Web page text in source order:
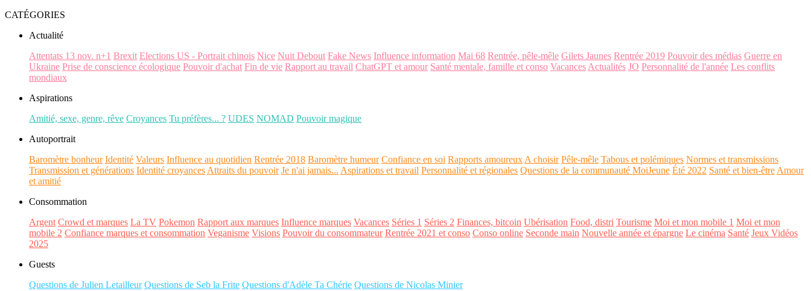
CATÉGORIES
Actualité
Attentats 13 nov. n+1 Brexit Elections US - Portrait chinois Nice Nuit Debout Fake News Influence information Mai 68 Rentrée, pêle-mêle Gilets Jaunes Rentrée 2019 Pouvoir des médias Guerre en
Ukraine Prise de conscience écologique Pouvoir d'achat Fin de vie Rapport au travail ChatGPT et amour Santé mentale, famille et conso Vacances Actualités JO Personnalité de l'année Les conflits
mondiaux
Aspirations
Amitié, sexe, genre, rêve Croyances Tu préfères... ? UDES NOMAD Pouvoir magique
Autoportrait
Baromètre bonheur Identité Valeurs Influence au quotidien Rentrée 2018 Baromètre humeur Confiance en soi Rapports amoureux A choisir Pêle-mêle Tabous et polémiques Normes et transmissions
Transmission et générations Identité croyances Attraits du pouvoir Je n'ai jamais... Aspirations et travail Personnalité et régionales Questions de la communauté MoiJeune Été 2022 Santé et bien-être Amour
et amitié
Consommation
Argent Crowd et marques La TV Pokemon Rapport aux marques Influence marques Vacances Séries 1 Séries 2 Finances, bitcoin Ubérisation Food, distri Tourisme Moi et mon mobile 1 Moi et mon
mobile 2 Confiance marques et consommation Veganisme Visions Pouvoir du consommateur Rentrée 2021 et conso Conso online Seconde main Nouvelle année et épargne Le cinéma Santé Jeux Vidéos
2025
Guests
Questions de Julien Letailleur Questions de Seb la Frite Questions d'Adèle Ta Chérie Questions de Nicolas Minier